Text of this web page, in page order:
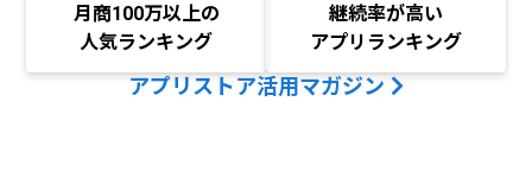
月商100万以上の
人気ランキング
継続率が高い
アプリランキング
アプリストア活用マガジン